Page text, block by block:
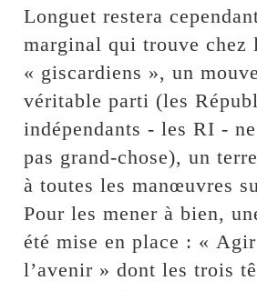
Longuet restera
marginal qui trouve chez
« giscardiens », un
véritable parti (les
indépendants - les RI -
pas grand-chose), un
à toutes les manœuvres
Pour les mener à bien,
été mise en place : «
l’avenir » dont les trois